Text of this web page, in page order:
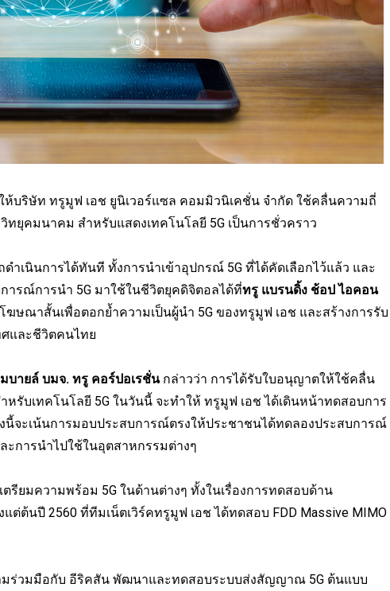
บริษัท ทรูมูฟ เอช ยูนิเวอร์แซล คอมมิวนิเคชั่น จำกัด ใช้คลื่นความถี่
วิทยุคมนาคม สำหรับแสดงเทคโนโลยี 5G เป็นการชั่วคราว
ดำเนินการได้ทันที ทั้งการนำเข้าอุปกรณ์ 5G ที่ได้คัดเลือกไว้แล้ว และ
ารณ์การนำ 5G มาใช้ในชีวิตยุคดิจิตอลได้ที่ทรู แบรนดิ้ง ช้อป ไอคอน
ษณาสั้นเพื่อตอกย้ำความเป็นผู้นำ 5G ของทรูมูฟ เอช และสร้างการรับ
ศและชีวิตคนไทย
บายล์ บมจ. ทรู คอร์ปอเรชั่นกล่าวว่า การได้รับใบอนุญาตให้ใช้คลื่น
รับเทคโนโลยี 5G ในวันนี้ จะทำให้ ทรูมูฟ เอช ได้เดินหน้าทดสอบการ
นี้จะเน้นการมอบประสบการณ์ตรงให้ประชาชนได้ทดลองประสบการณ์
ะการนำไปใช้ในอุตสาหกรรมต่างๆ
รียมความพร้อม 5G ในด้านต่างๆ ทั้งในเรื่องการทดสอบด้าน
ต้นปี 2560 ที่ทีมเน็ตเวิร์คทรูมูฟ เอช ได้ทดสอบ FDD Massive MIMO
มร่วมมือกับ อีริคสัน พัฒนาและทดสอบระบบส่งสัญญาณ 5G ต้นแบบ